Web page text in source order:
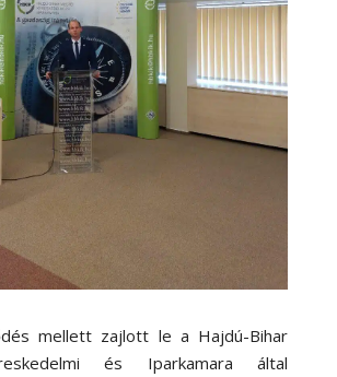
mellett zajlott le a Hajdú-Bihar
és Iparkamara által